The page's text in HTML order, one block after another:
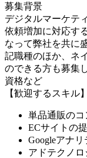
募集背景
デジタルマーケテ
依頼増加に対応す
なって弊社を共に
記職種のほか、ネ
のできる方も募集
資格など
【歓迎するスキル】
単品通販の
ECサイトの
Googleアナ
アドテクノ